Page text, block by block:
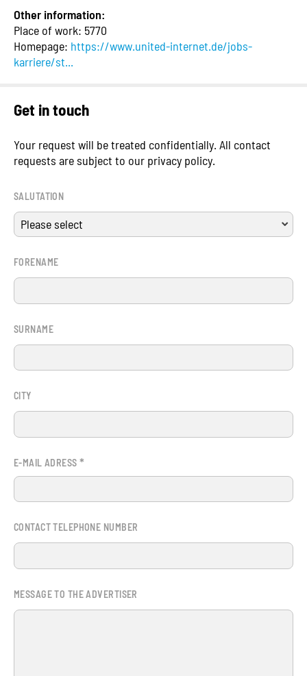
Other information:
Place of work: 5770
Homepage: https://www.united-internet.de/jobs-
karriere/st...
Get in touch
Your request will be treated confidentially. All contact
requests are subject to our privacy policy.
SALUTATION
FORENAME
SURNAME
CITY
E-MAIL ADRESS*
CONTACT TELEPHONE NUMBER
MESSAGE TO THE ADVERTISER